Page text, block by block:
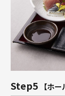
Step5 【ホ